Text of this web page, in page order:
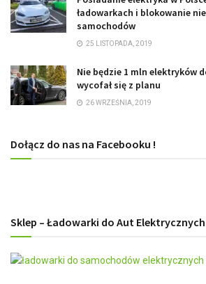
ładowarkach i blokowanie
samochodów
25 LISTOPADA, 2019
Nie będzie 1 mln elektryków
wycofał się z planu
26 WRZEŚNIA, 2019
Dołącz do nas na Facebooku !
Sklep – Ładowarki do Aut Elektrycznych